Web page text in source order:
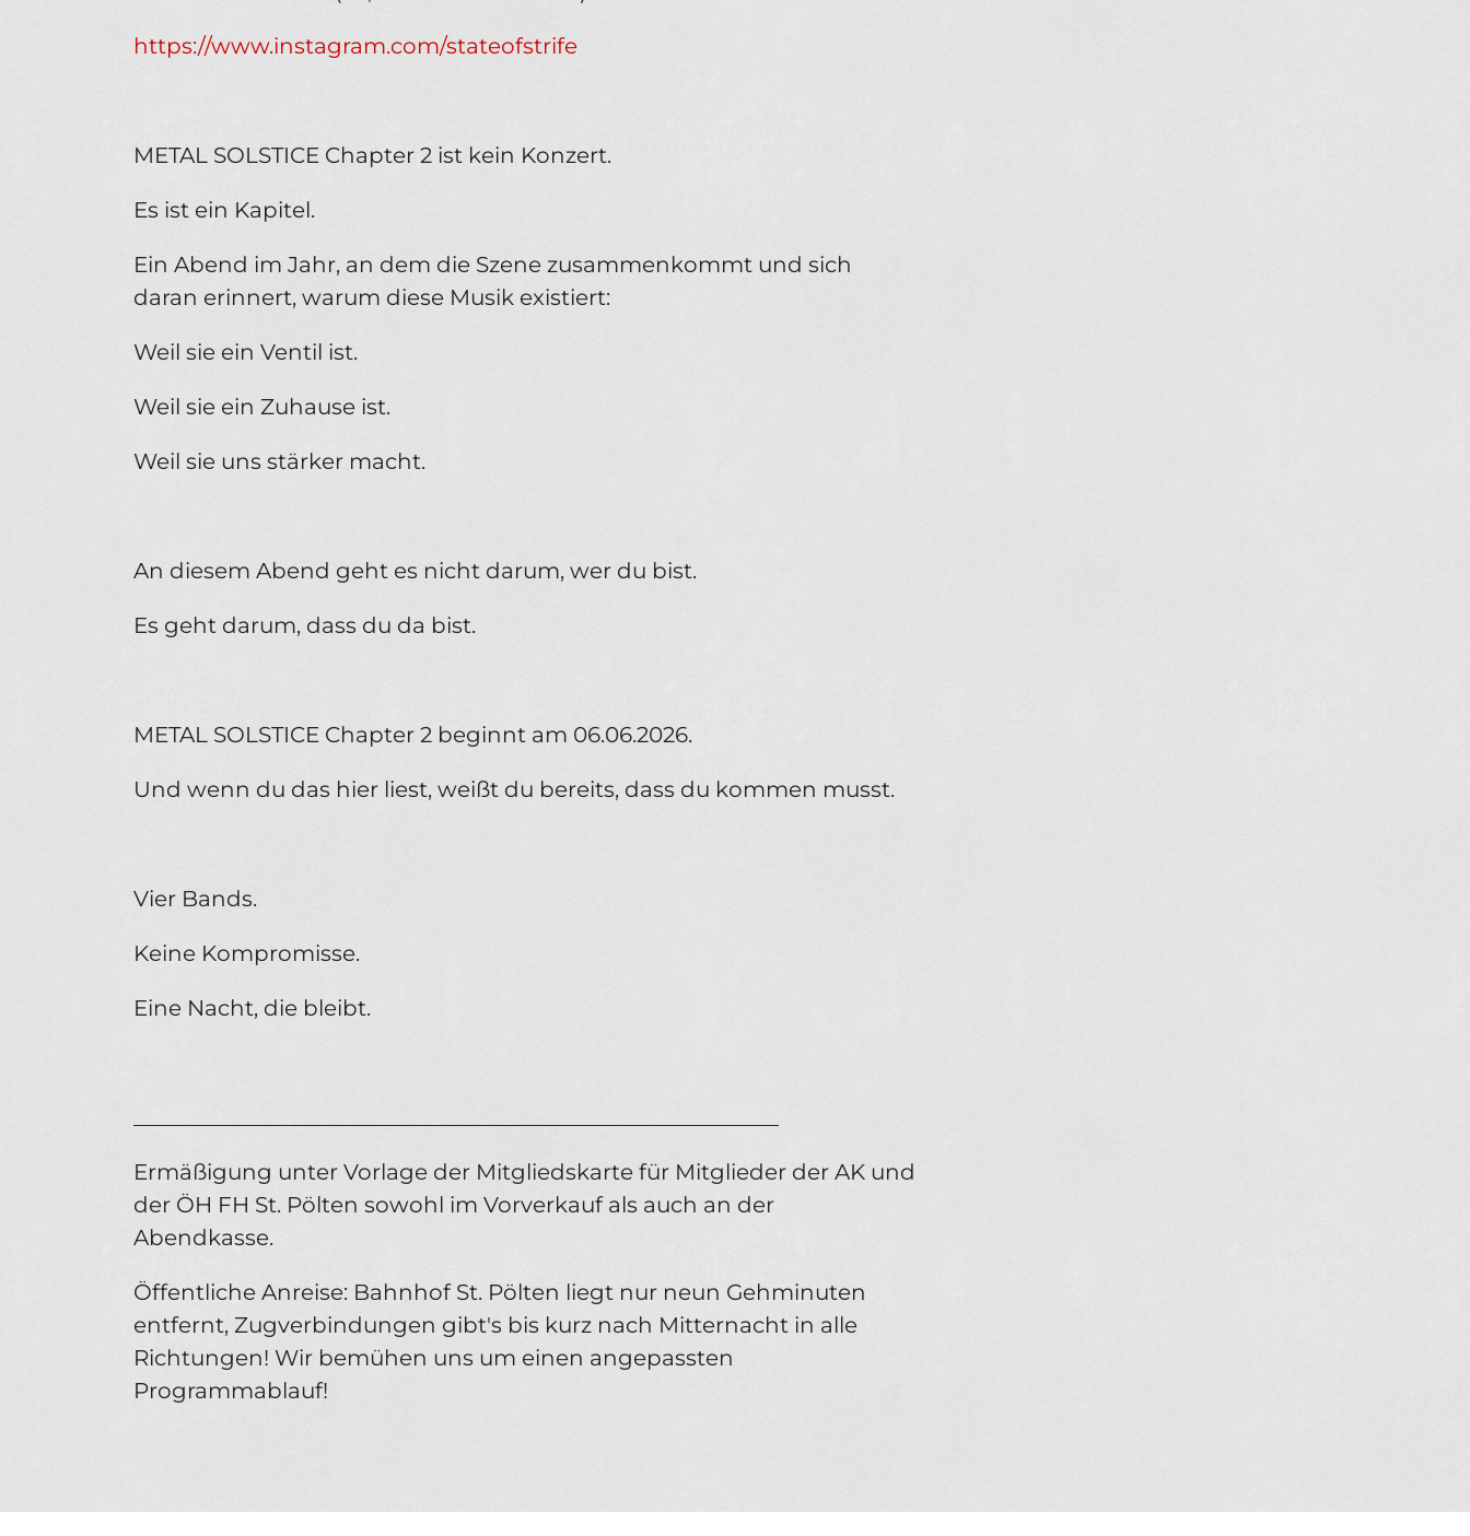
https://www.instagram.com/stateofstrife
METAL SOLSTICE Chapter 2 ist kein Konzert.
Es ist ein Kapitel.
Ein Abend im Jahr, an dem die Szene zusammenkommt und sich
daran erinnert, warum diese Musik existiert:
Weil sie ein Ventil ist.
Weil sie ein Zuhause ist.
Weil sie uns stärker macht.
An diesem Abend geht es nicht darum, wer du bist.
Es geht darum, dass du da bist.
METAL SOLSTICE Chapter 2 beginnt am 06.06.2026.
Und wenn du das hier liest, weißt du bereits, dass du kommen musst.
Vier Bands.
Keine Kompromisse.
Eine Nacht, die bleibt.
Ermäßigung unter Vorlage der Mitgliedskarte für Mitglieder der AK und
der ÖH FH St. Pölten sowohl im Vorverkauf als auch an der
Abendkasse.
Öffentliche Anreise: Bahnhof St. Pölten liegt nur neun Gehminuten
entfernt, Zugverbindungen gibt's bis kurz nach Mitternacht in alle
Richtungen! Wir bemühen uns um einen angepassten
Programmablauf!